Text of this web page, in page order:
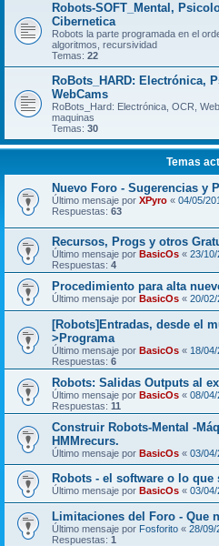
Robots-SOFT_Mental,
Cibernetica
Robots la parte programada en el
algoritmos, recursividad
Temas: 22
RoBots_HARD: Electrónica,
WebCams
RoBots_Hard: Electrónica, OCR,
maquinas
Temas: 30
Temas
Nuevo Foro - Sugerencias y
Último mensaje por XPyro « 04/05/
Respuestas: 63
Recursos, Progs y otros
Último mensaje por BasicOs « 23/10/
Respuestas: 4
Procedimiento para alta
Último mensaje por BasicOs « 20/02/
[Robots]Entradas, desde el
>Programa
Último mensaje por BasicOs « 18/
Respuestas: 6
Robots: Salidas Outputs al
Último mensaje por BasicOs « 08/
Respuestas: 11
Construir Robots-Mental -
HMMrecurs.
Último mensaje por BasicOs « 03/
Robots - el software o lo
Último mensaje por BasicOs « 03/
Limitaciones del Foro - Que
Último mensaje por Fosforito « 28/09/
Respuestas: 1